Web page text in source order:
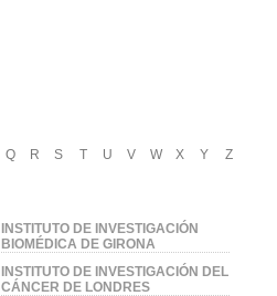
Q R S T U V W X Y Z
INSTITUTO DE INVESTIGACIÓN
BIOMÉDICA DE GIRONA
INSTITUTO DE INVESTIGACIÓN DEL
CÁNCER DE LONDRES